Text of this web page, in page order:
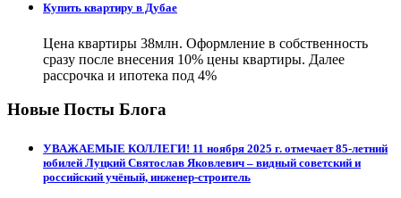
Купить квартиру в Дубае
Цена квартиры 38млн. Оформление в собственность
сразу после внесения 10% цены квартиры. Далее
рассрочка и ипотека под 4%
Новые Посты Блога
УВАЖАЕМЫЕ КОЛЛЕГИ! 11 ноября 2025 г. отмечает 85-летний
юбилей Луцкий Святослав Яковлевич – видный советский и
российский учёный, инженер-строитель